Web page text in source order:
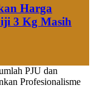
Harga
3 Kg Masih
PJU dan
Profesionalisme